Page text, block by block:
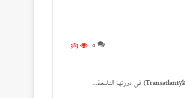
0
383